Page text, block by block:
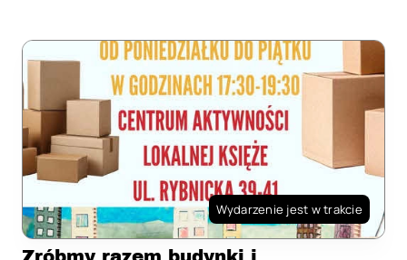
Wydarzenie jest w trakcie